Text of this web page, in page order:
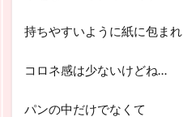
持ちやすいように紙に包まれ
コロネ感は少ないけどね…
パンの中だけでなくて